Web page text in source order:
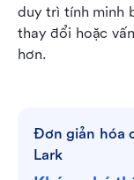
duy trì tính minh
thay đổi hoặc
hơn.
Đơn giản hóa
Lark